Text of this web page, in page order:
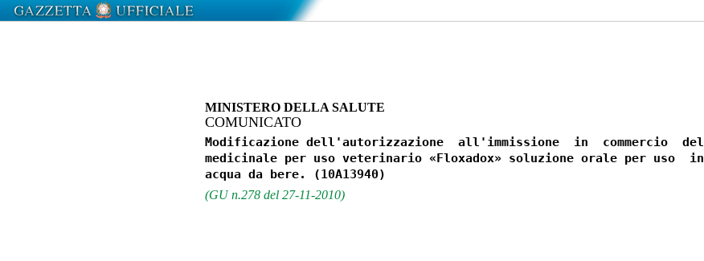
MINISTERO DELLA SALUTE
COMUNICATO
Modificazione dell'autorizzazione  all'immissione  in  commercio  del
medicinale per uso veterinario «Floxadox» soluzione orale per uso  in
(GU n.278 del 27-11-2010)